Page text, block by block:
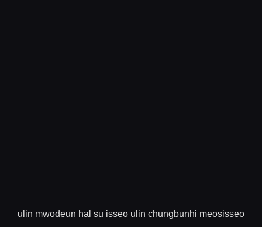
ulin mwodeun hal su isseo ulin chungbunhi meosisseo